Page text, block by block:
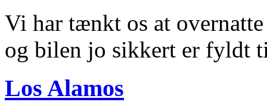
Vi har tænkt os at
og bilen jo sikkert er fyldt
Los Alamos